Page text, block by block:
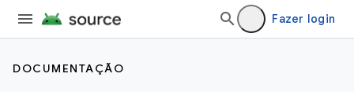
Fazer login
DOCUMENTAÇÃO